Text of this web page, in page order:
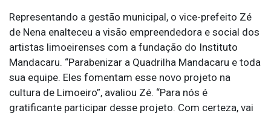
Representando a gestão municipal, o vice-prefeito Zé
de Nena enalteceu a visão empreendedora e social dos
artistas limoeirenses com a fundação do Instituto
Mandacaru. “Parabenizar a Quadrilha Mandacaru e toda
sua equipe. Eles fomentam esse novo projeto na
cultura de Limoeiro”, avaliou Zé. “Para nós é
gratificante participar desse projeto. Com certeza, vai